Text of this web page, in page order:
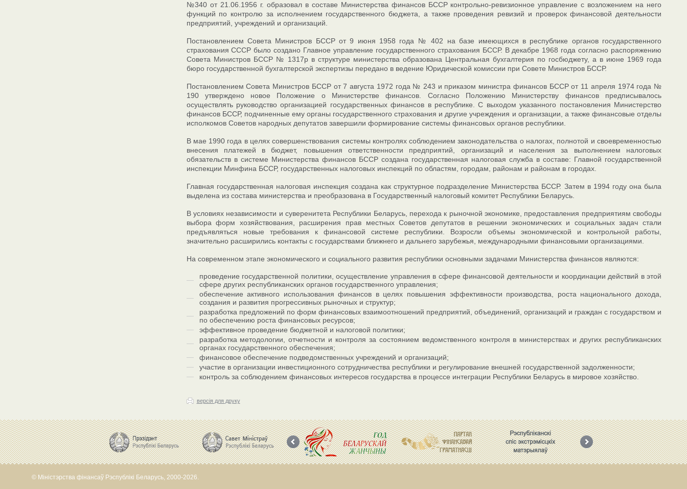
№340 от 21.06.1956 г. образовал в составе Министерства финансов БССР контрольно-ревизионное управление с возложением на него
функций по контролю за исполнением государственного бюджета, а также проведения ревизий и проверок финансовой деятельности
предприятий, учреждений и организаций.
Постановлением Совета Министров БССР от 9 июня 1958 года № 402 на базе имеющихся в республике органов государственного
страхования СССР было создано Главное управление государственного страхования БССР. В декабре 1968 года согласно распоряжению
Совета Министров БССР № 1317р в структуре министерства образована Центральная бухгалтерия по госбюджету, а в июне 1969 года
бюро государственной бухгалтерской экспертизы передано в ведение Юридической комиссии при Совете Министров БССР.
Постановлением Совета Министров БССР от 7 августа 1972 года № 243 и приказом министра финансов БССР от 11 апреля 1974 года №
190 утверждено новое Положение о Министерстве финансов. Согласно Положению Министерству финансов предписывалось
осуществлять руководство организацией государственных финансов в республике. С выходом указанного постановления Министерство
финансов БССР, подчиненные ему органы государственного страхования и другие учреждения и организации, а также финансовые отделы
исполкомов Советов народных депутатов завершили формирование системы финансовых органов республики.
В мае 1990 года в целях совершенствования системы контролях соблюдением законодательства о налогах, полнотой и своевременностью
внесения платежей в бюджет, повышения ответственности предприятий, организаций и населения за выполнением налоговых
обязательств в системе Министерства финансов БССР создана государственная налоговая служба в составе: Главной государственной
инспекции Минфина БССР, государственных налоговых инспекций по областям, городам, районам и районам в городах.
Главная государственная налоговая инспекция создана как структурное подразделение Министерства БССР. Затем в 1994 году она была
выделена из состава министерства и преобразована в Государственный налоговый комитет Республики Беларусь.
В условиях независимости и суверенитета Республики Беларусь, перехода к рыночной экономике, предоставления предприятиям свободы
выбора форм хозяйствования, расширения прав местных Советов депутатов в решении экономических и социальных задач стали
предъявляться новые требования к финансовой системе республики. Возросли объемы экономической и контрольной работы,
значительно расширились контакты с государствами ближнего и дальнего зарубежья, международными финансовыми организациями.
На современном этапе экономического и социального развития республики основными задачами Министерства финансов являются:
проведение государственной политики, осуществление управления в сфере финансовой деятельности и координации действий в этой
сфере других республиканских органов государственного управления;
обеспечение активного использования финансов в целях повышения эффективности производства, роста национального дохода,
создания и развития прогрессивных рыночных и структур;
разработка предложений по форм финансовых взаимоотношений предприятий, объединений, организаций и граждан с государством и
по обеспечению роста финансовых ресурсов;
эффективное проведение бюджетной и налоговой политики;
разработка методологии, отчетности и контроля за состоянием ведомственного контроля в министерствах и других республиканских
органах государственного обеспечения;
финансовое обеспечение подведомственных учреждений и организаций;
участие в организации инвестиционного сотрудничества республики и регулирование внешней государственной задолженности;
контроль за соблюдением финансовых интересов государства в процессе интеграции Республики Беларусь в мировое хозяйство.
версія для друку
© Міністэрства фінансаў Рэспублікі Беларусь, 2000-2026.